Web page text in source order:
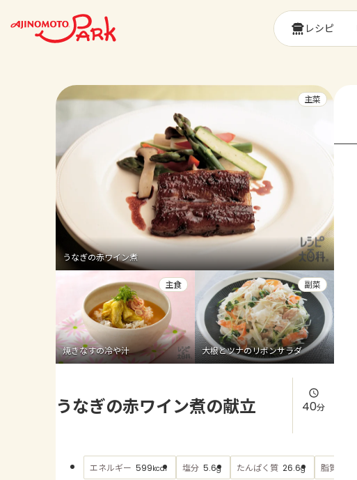
レシピ
うなぎの赤ワイン煮
主菜
焼きなすの冷や汁
主食
大根とツナのリボンサラダ
副菜
うなぎの赤ワイン煮の献立 40分
エネルギー 599kcal 塩分 5.6g たんぱく質 26.6g 脂質